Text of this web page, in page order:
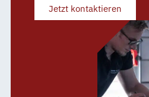
Jetzt kontaktieren